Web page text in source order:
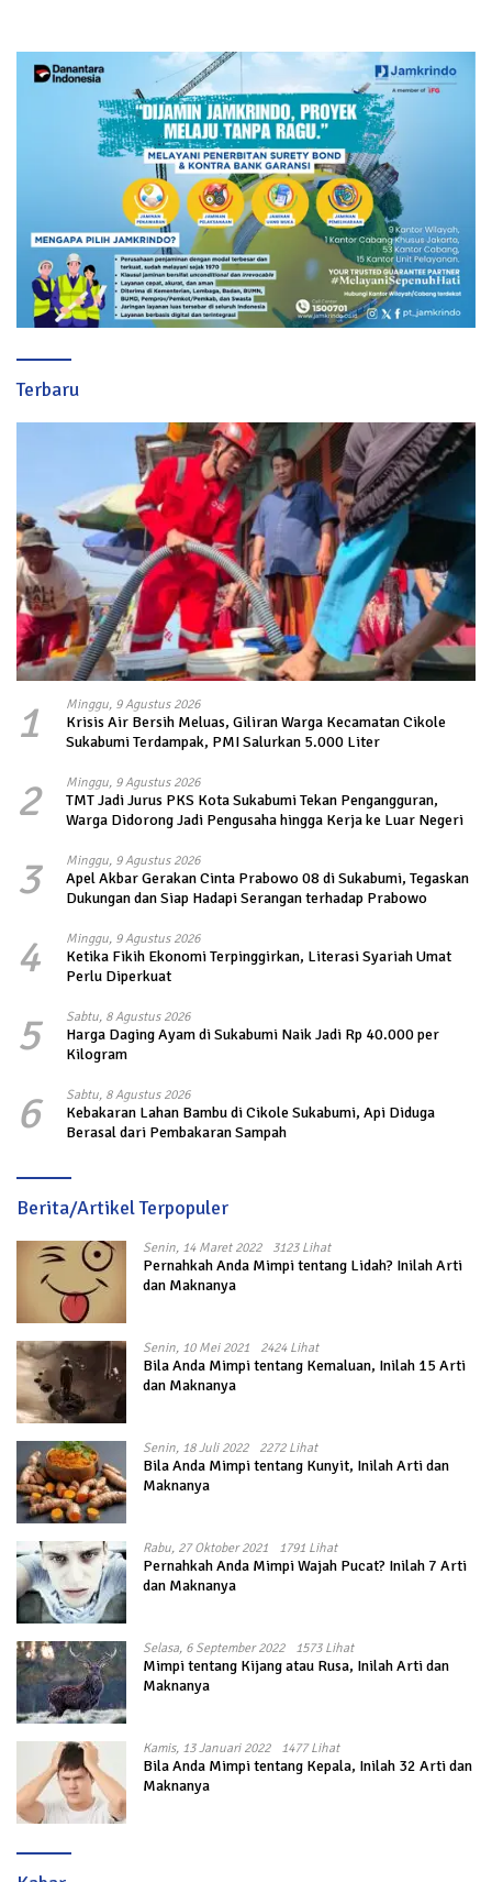
Terbaru
1 Minggu, 9 Agustus 2026
Krisis Air Bersih Meluas, Giliran Warga Kecamatan Cikole
Sukabumi Terdampak, PMI Salurkan 5.000 Liter
2 Minggu, 9 Agustus 2026
TMT Jadi Jurus PKS Kota Sukabumi Tekan Pengangguran,
Warga Didorong Jadi Pengusaha hingga Kerja ke Luar Negeri
3 Minggu, 9 Agustus 2026
Apel Akbar Gerakan Cinta Prabowo 08 di Sukabumi, Tegaskan
Dukungan dan Siap Hadapi Serangan terhadap Prabowo
4 Minggu, 9 Agustus 2026
Ketika Fikih Ekonomi Terpinggirkan, Literasi Syariah Umat
Perlu Diperkuat
5 Sabtu, 8 Agustus 2026
Harga Daging Ayam di Sukabumi Naik Jadi Rp 40.000 per
Kilogram
6 Sabtu, 8 Agustus 2026
Kebakaran Lahan Bambu di Cikole Sukabumi, Api Diduga
Berasal dari Pembakaran Sampah
Berita/Artikel Terpopuler
Senin, 14 Maret 2022 3123 Lihat
Pernahkah Anda Mimpi tentang Lidah? Inilah Arti
dan Maknanya
Senin, 10 Mei 2021 2424 Lihat
Bila Anda Mimpi tentang Kemaluan, Inilah 15 Arti
dan Maknanya
Senin, 18 Juli 2022 2272 Lihat
Bila Anda Mimpi tentang Kunyit, Inilah Arti dan
Maknanya
Rabu, 27 Oktober 2021 1791 Lihat
Pernahkah Anda Mimpi Wajah Pucat? Inilah 7 Arti
dan Maknanya
Selasa, 6 September 2022 1573 Lihat
Mimpi tentang Kijang atau Rusa, Inilah Arti dan
Maknanya
Kamis, 13 Januari 2022 1477 Lihat
Bila Anda Mimpi tentang Kepala, Inilah 32 Arti dan
Maknanya